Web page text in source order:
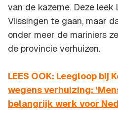
van de kazerne. Deze
Vlissingen te gaan, maar
onder meer de mariniers
de provincie verhuizen.
LEES OOK: Leegloop bij
wegens verhuizing:
belangrijk werk voor